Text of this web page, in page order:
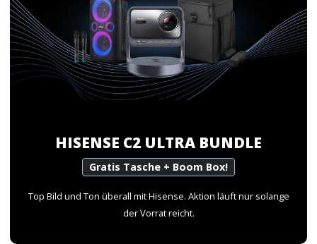
HISENSE C2 ULTRA BUNDLE
Gratis Tasche + Boom Box!
Top Bild und Ton überall mit Hisense. Aktion läuft nur solange
der Vorrat reicht.